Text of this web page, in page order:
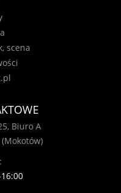
scena
Biuro A